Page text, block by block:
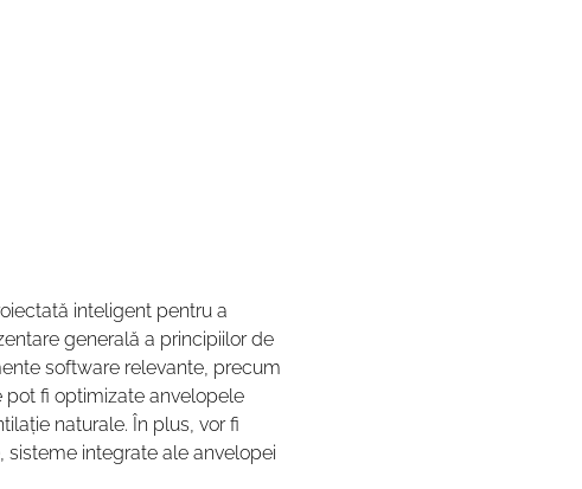
inteligent pentru a
generală a principiilor de
software relevante, precum
pot fi optimizate anvelopele
naturale. În plus, vor fi
integrate ale anvelopei